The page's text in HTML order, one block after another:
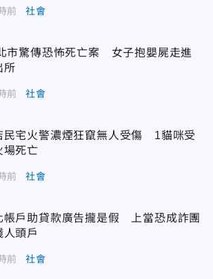
前 社會
市驚傳恐怖死亡案 女子抱嬰屍走進
所
前 社會
民宅火警濃煙狂竄無人受傷 1貓咪受
場死亡
前 社會
帳戶助貸款廣告攏是假 上當恐成詐團
人頭戶
前 社會